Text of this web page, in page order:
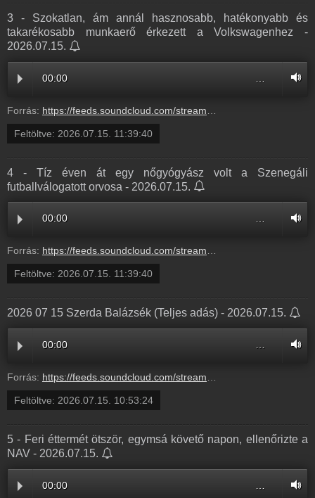
3 - Szokatlan, ám annál hasznosabb, hatékonyabb és
takarékosabb munkaerő érkezett a Volkswagenhez -
2026.07.15.
00:00
Forrás: https://feeds.soundcloud.com/stream/2361036992-radio1hungary-3-szokatlan-am-annal-hasznosabb-hatekonyabb-es-takarekosabb-munkaero-erkezett-a-volkswagenhez-3.mp3
Feltöltve: 2026.07.15. 11:39:40
4 - Tíz éven át egy nőgyógyász volt a Szenegáli
futballválogatott orvosa - 2026.07.15.
00:00 …
Forrás: https://feeds.soundcloud.com/stream/2361036989-radio1hungary-4-tiz-even-at-egy-nogyogyasz-volt-a-szenegali-futballvalogatott-orvosa-4.mp3
Feltöltve: 2026.07.15. 11:39:40
2026 07 15 Szerda Balázsék (Teljes adás) - 2026.07.15.
00:00
Forrás: https://feeds.soundcloud.com/stream/2361016199-balazsek-2026-07-15-szerda-balazsek.mp3
Feltöltve: 2026.07.15. 10:53:24
5 - Feri éttermét ötször, egymsá követő napon, ellenőrizte a
NAV - 2026.07.15.
00:00